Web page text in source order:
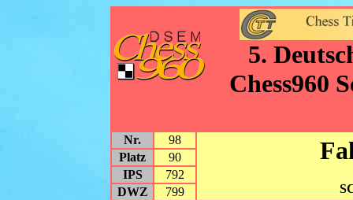
5.
Chess960
Nr. 98
Platz
90
IPS
792
DWZ
799